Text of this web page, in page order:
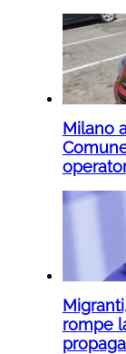
Milano
rompe